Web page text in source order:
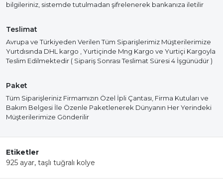
bilgileriniz, sistemde tutulmadan şifrelenerek bankanıza iletilir
Teslimat
Avrupa ve Türkiyeden Verilen Tüm Siparişlerimiz Müşterilerimize
Yurtdısında DHL kargo , Yurtiçinde Mng Kargo ve Yurtiçi Kargoyla
Teslim Edilmektedir ( Sipariş Sonrası Teslimat Süresi 4 İşgünüdür )
Paket
Tüm Siparişleriniz Firmamızın Özel İpli Çantası, Firma Kutuları ve
Bakım Belgesi İle Özenle Paketlenerek Dünyanın Her Yerindeki
Müşterilerimize Gönderilir
Etiketler
925 ayar, taşlı tuğralı kolye